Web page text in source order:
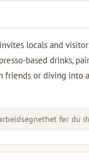
locals and
based drinks,
friends or diving into
før du